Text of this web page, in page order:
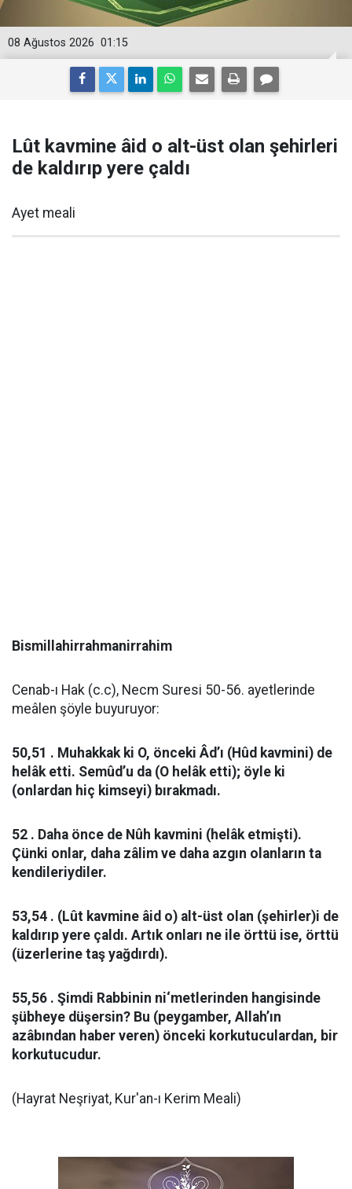
01:15
08 Ağustos 2026
Lût kavmine âid o alt-üst olan şehirleri
de kaldırıp yere çaldı
Ayet meali
Bismillahirrahmanirrahim
Cenab-ı Hak (c.c), Necm Suresi 50-56. ayetlerinde
meâlen şöyle buyuruyor:
50,51 . Muhakkak ki O, önceki Âd’ı (Hûd kavmini) de
helâk etti. Semûd’u da (O helâk etti); öyle ki
(onlardan hiç kimseyi) bırakmadı.
52 . Daha önce de Nûh kavmini (helâk etmişti).
Çünki onlar, daha zâlim ve daha azgın olanların ta
kendileriydiler.
53,54 . (Lût kavmine âid o) alt-üst olan (şehirler)i de
kaldırıp yere çaldı. Artık onları ne ile örttü ise, örttü
(üzerlerine taş yağdırdı).
55,56 . Şimdi Rabbinin ni‘metlerinden hangisinde
şübheye düşersin? Bu (peygamber, Allah’ın
azâbından haber veren) önceki korkutuculardan, bir
korkutucudur.
(Hayrat Neşriyat, Kur'an-ı Kerim Meali)